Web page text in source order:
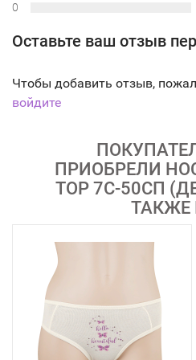
0
Оставьте ваш отзыв
Чтобы добавить отзыв,
войдите
ПРИОБРЕЛИ
TOP 7С-50СП
ТАКЖЕ